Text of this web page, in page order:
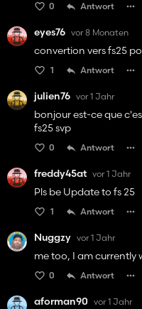
0 Antwort
eyes76 vor 8 Monaten
convertion vers fs25
1 Antwort
julien76 vor 1 Jahr
bonjour est-ce que
fs25 svp
0 Antwort
freddy45at vor 1 Jahr
Pls be Update to fs 25
1 Antwort
Nuggzy vor 1 Jahr
me too, I am currently
0 Antwort
aforman90 vor 1 Jahr